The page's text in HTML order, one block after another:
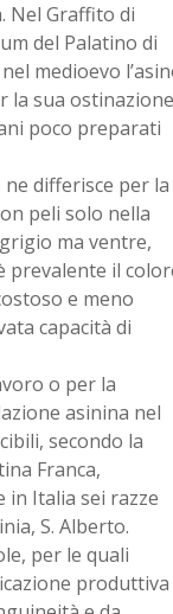
Nel Graffito di
del Palatino di
medioevo
la sua
poco preparati
ne differisce per la
peli solo nella
ma ventre,
prevalente il
e meno
capacità di
o per la
asinina nel
secondo la
Franca,
in Italia sei razze
S. Alberto.
per le quali
produttiva